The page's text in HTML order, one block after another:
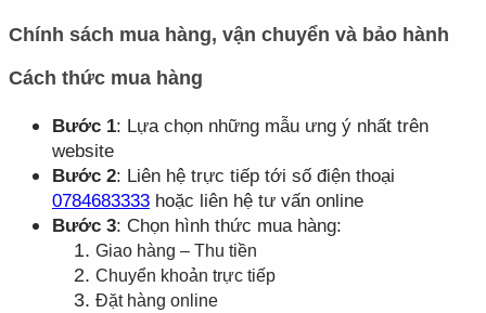
Chính sách mua hàng, vận chuyển và bảo hành
Cách thức mua hàng
Bước 1: Lựa chọn những mẫu ưng ý nhất trên
website
Bước 2: Liên hệ trực tiếp tới số điện thoại
0784683333 hoặc liên hệ tư vấn online
Bước 3: Chọn hình thức mua hàng:
Giao hàng – Thu tiền
Chuyển khoản trực tiếp
Đặt hàng online